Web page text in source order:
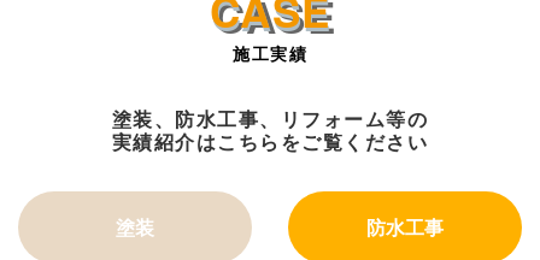
施工実績
塗装、防水工事、リフォーム等の
実績紹介はこちらをご覧ください
塗装 防水工事